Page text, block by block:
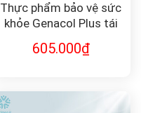
Thực phẩm bảo vệ sức
khỏe Genacol Plus tái
605.000₫